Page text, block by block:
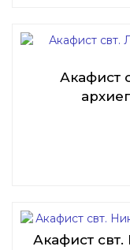
Акафист
Акафист